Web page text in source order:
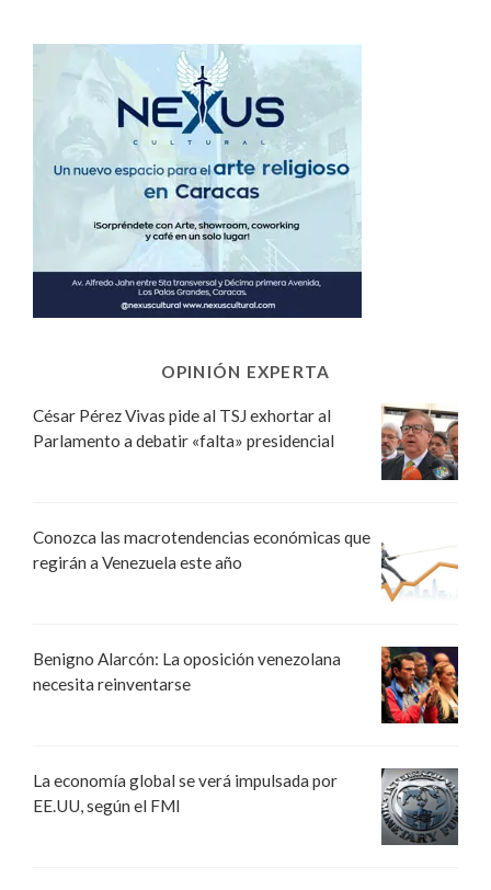
OPINIÓN EXPERTA
César Pérez Vivas pide al TSJ exhortar al
Parlamento a debatir «falta» presidencial
Conozca las macrotendencias económicas que
regirán a Venezuela este año
Benigno Alarcón: La oposición venezolana
necesita reinventarse
La economía global se verá impulsada por
EE.UU, según el FMI